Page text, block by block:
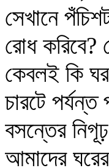
সেখানে
রোধ করিবে?
কেবলই কি ঘর
চারটে
বসন্তের
আমাদের ঘরের